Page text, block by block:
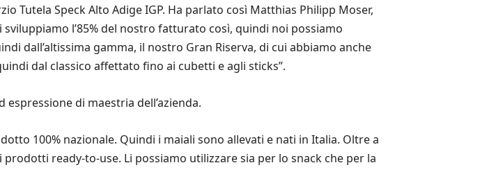
Tutela Speck Alto Adige IGP. Ha parlato così Matthias Philipp Moser,
l’85% del nostro fatturato così, quindi noi possiamo
dall’altissima gamma, il nostro Gran Riserva, di cui abbiamo anche
dal classico affettato fino ai cubetti e agli sticks”.
di maestria dell’azienda.
100% nazionale. Quindi i maiali sono allevati e nati in Italia. Oltre a
ready-to-use. Li possiamo utilizzare sia per lo snack che per la